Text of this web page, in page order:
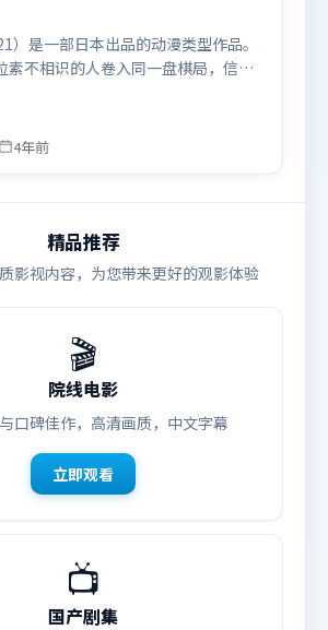
）是一部日本出品的动漫类型作品。
素不相识的人卷入同一盘棋局，信任
。摄影与美术共同营造出强烈地域气
。由陈思诚执导，提莫西·查拉米、
安·墨菲，刘亦菲、河正宇、奥卡菲
4年前
精品推荐
影视内容，为您带来更好的观影体验
🎬
院线电影
口碑佳作，高清画质，中文字幕
立即观看
📺
国产剧集